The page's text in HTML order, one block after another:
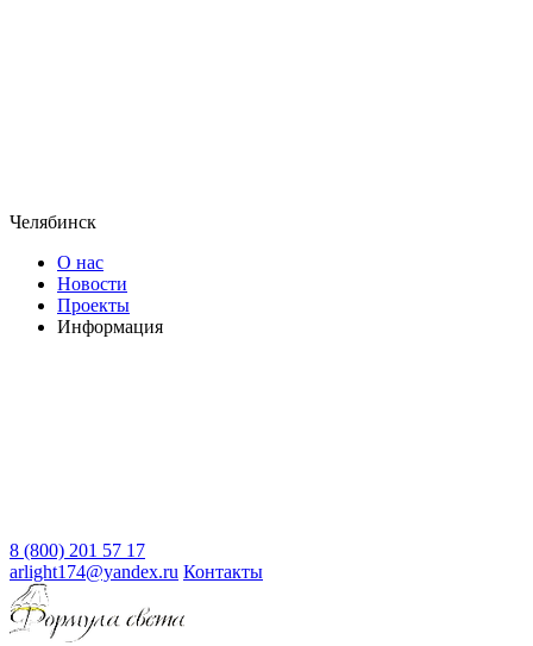
Челябинск
О нас
Новости
Проекты
Информация
8 (800) 201 57 17
arlight174@yandex.ru Контакты